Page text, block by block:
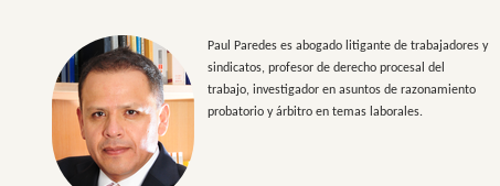
Paul Paredes es abogado litigante de trabajadores y
sindicatos, profesor de derecho procesal del
trabajo, investigador en asuntos de razonamiento
probatorio y árbitro en temas laborales.